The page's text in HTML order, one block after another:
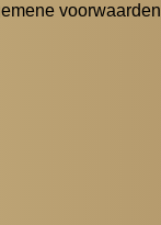
voorwaarden